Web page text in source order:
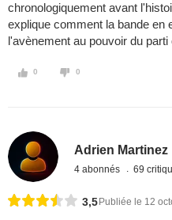
chronologiquement avant
explique comment la bande en
l'avènement au pouvoir du
0 0
Adrien Martinez
4 abonnés 69
3,5 Publiée le 12